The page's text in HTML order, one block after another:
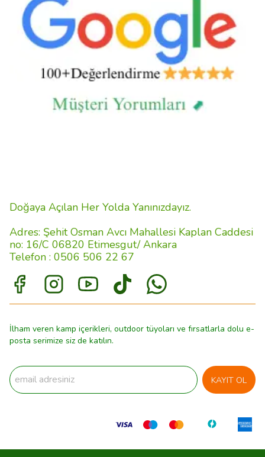
Doğaya Açılan Her Yolda Yanınızdayız.
Adres: Şehit Osman Avcı Mahallesi Kaplan Caddesi
no: 16/C 06820 Etimesgut/ Ankara
Telefon : 0506 506 22 67
İlham veren kamp içerikleri, outdoor tüyoları ve fırsatlarla dolu e-
posta serimize siz de katılın.
KAYIT OL